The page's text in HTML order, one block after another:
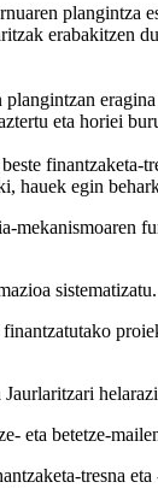
plangintza
erabakitzen
plangintzan
eta horiei
finantzaketa-
hauek egin
mekanismoaren
sistematizatu.
eta betetze-
tresna